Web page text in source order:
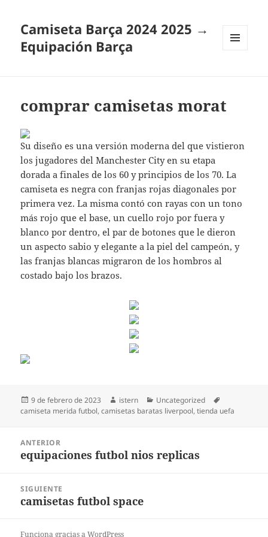
Camiseta Barça 2024 2025 →
Equipación Barça
comprar camisetas morat
Su diseño es una versión moderna del que vistieron
los jugadores del Manchester City en su etapa
dorada a finales de los 60 y principios de los 70. La
camiseta es negra con franjas rojas diagonales por
primera vez. La misma contó con rayas con un tono
más rojo que el base, un cuello rojo por fuera y
blanco por dentro, el par de botones que le dieron
un aspecto sabio y elegante a la piel del campeón, y
las franjas blancas migraron de los hombros al
costado bajo los brazos.
Publicado
el
9 de febrero de 2023 Autor
istern Categorías
Uncategorized
camiseta merida futbol,camisetas baratas liverpool,tienda uefa
entradas
ANTERIOR
Entrada
equipaciones futbol nios replicas
SIGUIENTE
Entrada
camisetas futbol space
Funciona gracias a WordPress